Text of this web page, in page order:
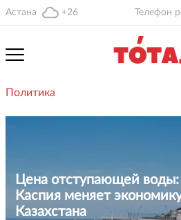
Астана +26 Телефон
Политика
Цена отступающей
Каспия меняет
Казахстана